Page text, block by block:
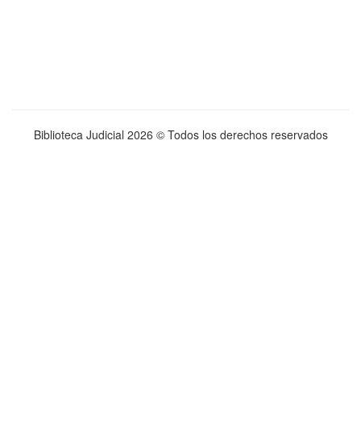
Biblioteca Judicial 2026 © Todos los derechos reservados